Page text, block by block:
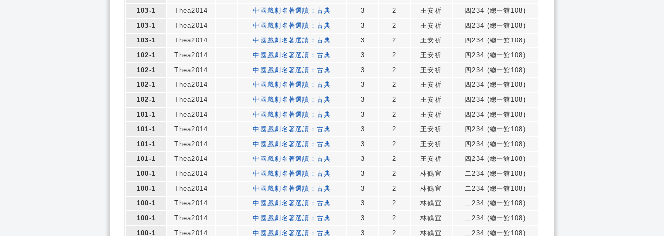
103-1
Thea2014 中國戲劇名著選讀：古典 3 2 王安祈
四234 (總一館108)
103-1
Thea2014 中國戲劇名著選讀：古典 3 2 王安祈
四234 (總一館108)
103-1
Thea2014 中國戲劇名著選讀：古典 3 2 王安祈
四234 (總一館108)
102-1
Thea2014 中國戲劇名著選讀：古典 3 2 王安祈
四234 (總一館108)
102-1
Thea2014 中國戲劇名著選讀：古典 3 2 王安祈
四234 (總一館108)
102-1
Thea2014 中國戲劇名著選讀：古典 3 2 王安祈
四234 (總一館108)
102-1
Thea2014 中國戲劇名著選讀：古典 3 2 王安祈
四234 (總一館108)
101-1
Thea2014 中國戲劇名著選讀：古典 3 2 王安祈
四234 (總一館108)
101-1
Thea2014 中國戲劇名著選讀：古典 3 2 王安祈
四234 (總一館108)
101-1
Thea2014 中國戲劇名著選讀：古典 3 2 王安祈
四234 (總一館108)
101-1
Thea2014 中國戲劇名著選讀：古典 3 2 王安祈
四234 (總一館108)
100-1
Thea2014 中國戲劇名著選讀：古典 3 2 林鶴宜
二234 (總一館108)
100-1
Thea2014 中國戲劇名著選讀：古典 3 2 林鶴宜
二234 (總一館108)
100-1
Thea2014 中國戲劇名著選讀：古典 3 2 林鶴宜
二234 (總一館108)
100-1
Thea2014 中國戲劇名著選讀：古典 3 2 林鶴宜
二234 (總一館108)
100-1
Thea2014 中國戲劇名著選讀：古典 3 2 林鶴宜 二234 (總一館108)